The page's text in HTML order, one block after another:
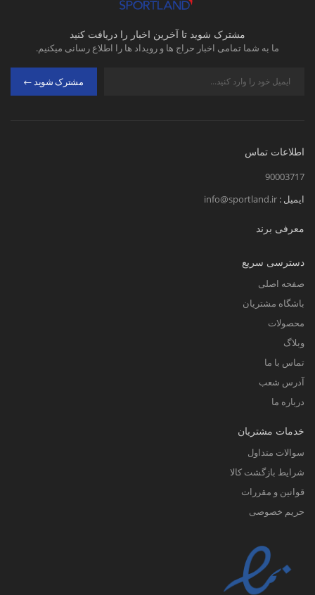
مشترک شوید تا آخرین اخبار را دریافت کنید
ما به شما تمامی اخبار حراج ها و رویداد ها را اطلاع رسانی میکنیم.
مشترک شوید
اطلاعات تماس
90003717
ایمیل : info@sportland.ir
معرفی برند
دسترسی سریع
صفحه اصلی
باشگاه مشتریان
محصولات
وبلاگ
تماس با ما
آدرس شعب
درباره ما
خدمات مشتریان
سوالات متداول
شرایط بازگشت کالا
قوانین و مقررات
حریم خصوصی